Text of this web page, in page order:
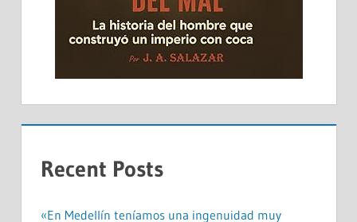
Recent Posts
«En Medellín teníamos una ingenuidad muy